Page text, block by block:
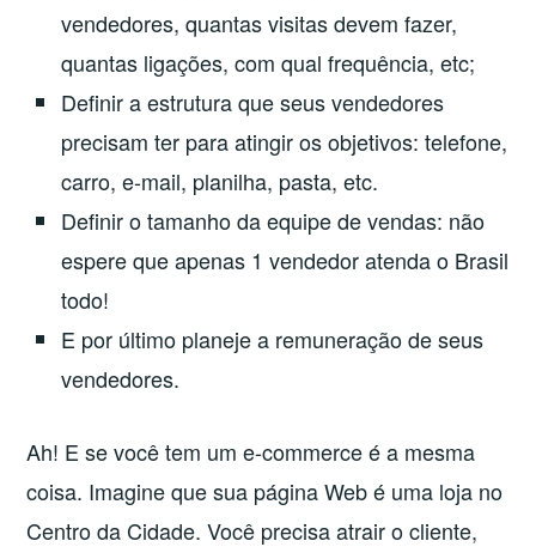
vendedores, quantas visitas devem fazer,
quantas ligações, com qual frequência, etc;
Definir a estrutura que seus vendedores
precisam ter para atingir os objetivos: telefone,
carro, e-mail, planilha, pasta, etc.
Definir o tamanho da equipe de vendas: não
espere que apenas 1 vendedor atenda o Brasil
todo!
E por último planeje a remuneração de seus
vendedores.
Ah! E se você tem um e-commerce é a mesma
coisa. Imagine que sua página Web é uma loja no
Centro da Cidade. Você precisa atrair o cliente,